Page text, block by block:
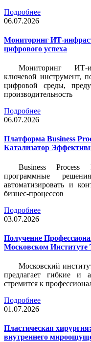
Подробнее
06.07.2026
Мониторинг ИТ-
цифрового успеха
Мониторинг ИТ-
ключевой инструмент,
цифровой среды,
производительность
Подробнее
06.07.2026
Платформа Business
Катализатор
Business
программные
автоматизировать и
бизнес-процессов
Подробнее
03.07.2026
Получение
Московском Институте
Московский
предлагает гибкие и
стремится к
Подробнее
01.07.2026
Пластическая
внутреннего